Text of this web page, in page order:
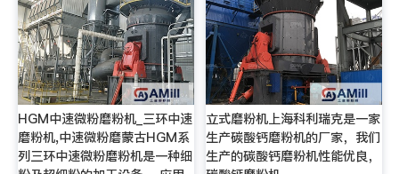
HGM中速微粉磨粉机_三环中速
磨粉机,中速微粉磨蒙古HGM系
列三环中速微粉磨粉机是一种细
立式磨粉机上海科利瑞克是一家
生产碳酸钙磨粉机的厂家，我们
生产的碳酸钙磨粉机性能优良，